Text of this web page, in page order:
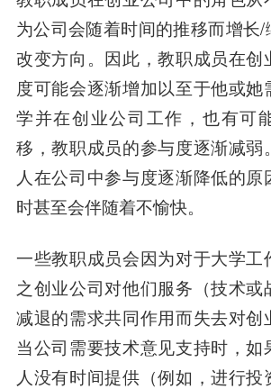
为公司会随着时间的推移而增长
改变方向。因此，教职成员在创
度可能会逐渐增加以至于他或她
学并在创业公司工作，也有可
移，教职成员的参与度逐渐减弱
人在公司中参与度逐渐降低的
时甚至会伴随着不愉快。
一些教职成员会因为对于大学工
之创业公司对他们服务（技术或
减退的需求共同作用而失去对创
当公司需要技术意见支持时，如
人没有时间提供（例如，进行投